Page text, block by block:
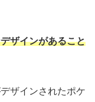
ザインがあること
ザインされたポケ